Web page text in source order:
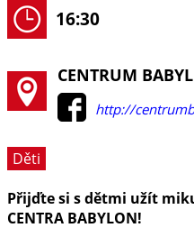
16:30
CENTRUM
http://
Děti
Přijďte si s dětmi užít
CENTRA BABYLON!